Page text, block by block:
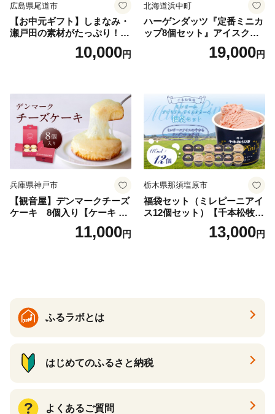
広島県尾道市
【お中元ギフト】しまなみ・
瀬戸田の素材がたっぷり！ジ
10,000円
北海道浜中町
ハーゲンダッツ『定番ミニカ
ップ8個セット』アイスクリ
ーム アイス スイーツ デザー
19,000円
兵庫県神戸市
【観音屋】デンマークチーズ
ケーキ 8個入り【ケーキ チ
ーズケーキ 人気スイーツ お
すすめスイーツ 神戸スイー
11,000円
栃木県那須塩原市
福袋セット（ミレピーニアイ
ス12個セット）【千本松牧
場】 ns025-014-12 【デザー
ト 詰め合わせ ギフト】
13,000円
ふるラボとは
はじめてのふるさと納税
よくあるご質問